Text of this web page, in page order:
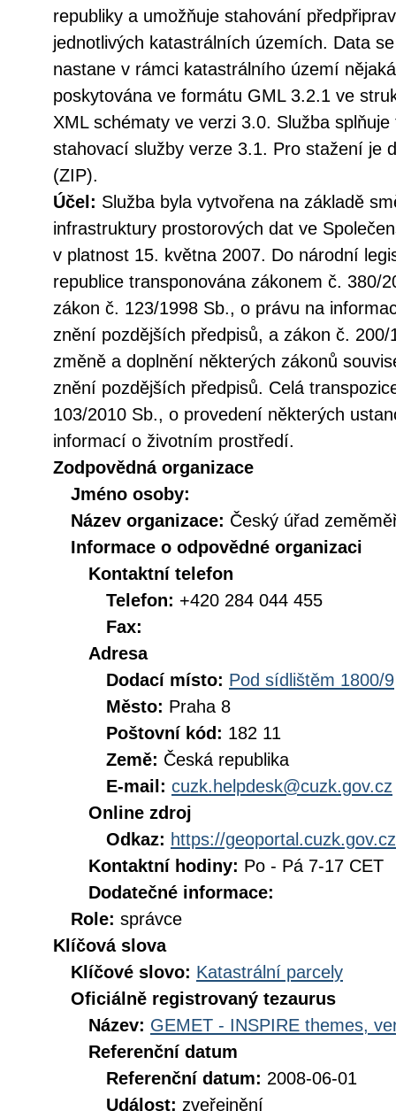
republiky a umožňuje stahování
jednotlivých katastrálních územích. Data
nastane v rámci katastrálního území
poskytována ve formátu GML 3.2.1 ve
XML schématy ve verzi 3.0. Služba
stahovací služby verze 3.1. Pro stažení je
(ZIP).
Účel: Služba byla vytvořena na základě
infrastruktury prostorových dat ve
v platnost 15. května 2007. Do národní
republice transponována zákonem č. 380/
zákon č. 123/1998 Sb., o právu na
znění pozdějších předpisů, a zákon č.
změně a doplnění některých zákonů
znění pozdějších předpisů. Celá
103/2010 Sb., o provedení některých
informací o životním prostředí.
Zodpovědná organizace
Jméno osoby:
Název organizace: Český úřad
Informace o odpovědné organizaci
Kontaktní telefon
Telefon: +420 284 044 455
Fax:
Adresa
Dodací místo: Pod sídlištěm 1800/9
Město: Praha 8
Poštovní kód: 182 11
Země: Česká republika
E-mail: cuzk.helpdesk@cuzk.gov.cz
Online zdroj
Odkaz: https://geoportal.cuzk.gov.cz
Kontaktní hodiny: Po - Pá 7-17 CET
Dodatečné informace:
Role: správce
Klíčová slova
Klíčové slovo: Katastrální parcely
Oficiálně registrovaný tezaurus
Název: GEMET - INSPIRE themes,
Referenční datum
Referenční datum: 2008-06-01
Událost: zveřejnění